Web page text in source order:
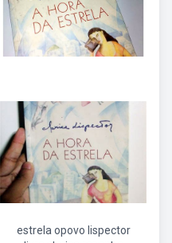
estrela opovo lispector